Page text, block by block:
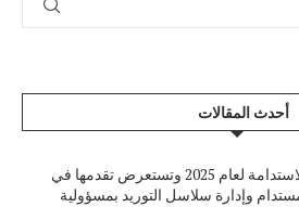
أحدث المقالات
يوروفراغانس تنشر تقرير الاستدامة لعام 2025 وتستعرض تقدمها في
وإدارة سلاسل التوريد بمسؤولية